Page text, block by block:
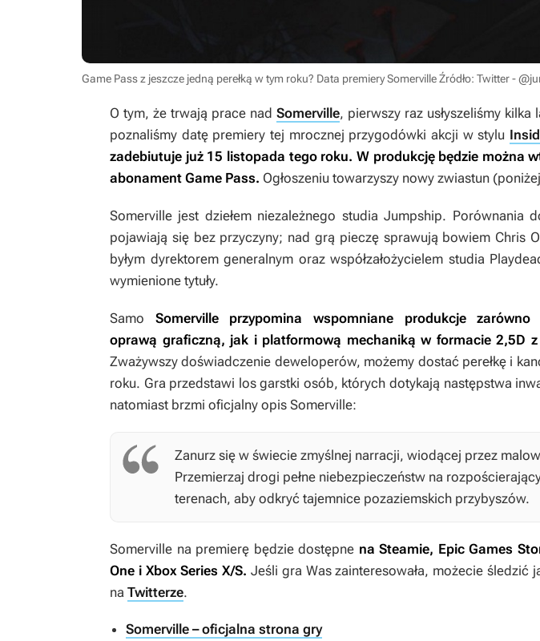
Game Pass z jeszcze jedną perełką w tym roku? Data premiery SomervilleŹródło: Twitter -
O tym, że trwają prace nad Somerville, pierwszy raz usłyszeliśmy
poznaliśmy datę premiery tej mrocznej przygodówki akcji w stylu
zadebiutuje już 15 listopada tego roku. W produkcję będzie można
abonament Game Pass. Ogłoszeniu towarzyszy nowy zwiastun
Somerville jest dziełem niezależnego studia Jumpship. Porównania
pojawiają się bez przyczyny; nad grą pieczę sprawują bowiem Chris
byłym dyrektorem generalnym oraz współzałożycielem studia
wymienione tytuły.
Samo Somervilleprzypomina wspomniane produkcje zarówno
oprawą graficzną, jak i platformową mechaniką w formacie 2,5D
Zważywszy doświadczenie deweloperów, możemy dostać perełkę i
roku. Gra przedstawi los garstki osób, których dotykają następstwa
natomiast brzmi oficjalny opis Somerville:
Zanurz się w świecie zmyślnej narracji, wiodącej przez
Przemierzaj drogi pełne niebezpieczeństw na
terenach, aby odkryć tajemnice pozaziemskich przybyszów.
Somerville na premierę będzie dostępne na Steamie, Epic Games
One i Xbox Series X/S. Jeśli gra Was zainteresowała, możecie śledzić
na Twitterze.
Somerville – oficjalna strona gry